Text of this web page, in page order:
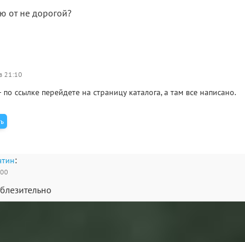
от не дорогой?
21:10
ссылке перейдете на страницу каталога, а там все написано.
: